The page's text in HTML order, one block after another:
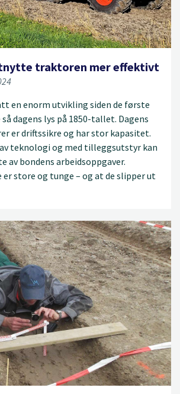
traktoren mer effektivt
en enorm utvikling siden de første
dagens lys på 1850-tallet. Dagens
er driftssikre og har stor kapasitet.
teknologi og med tilleggsutstyr kan
av bondens arbeidsoppgaver.
er store og tunge – og at de slipper ut